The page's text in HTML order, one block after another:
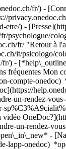
fr/) -
) -
psychologue/
fr/ "Retour à
it/psicologo/
fr/) -
fréquentes
compte-
un-rendez-
vidéo
un-rendez-
-
lapp-onedoc)